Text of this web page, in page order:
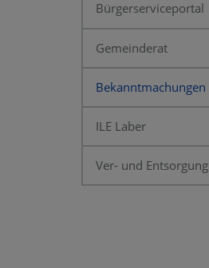
Bürgerserviceportal
Gemeinderat
Bekanntmachungen
ILE Laber
Ver- und Entsorgung